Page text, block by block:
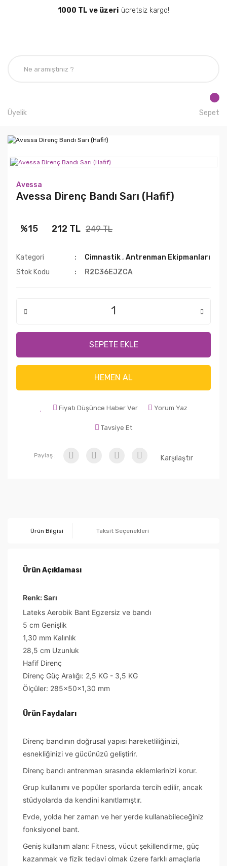
1000 TL ve üzeri ücretsiz kargo!
Üyelik Sepet
Avessa
Avessa Direnç Bandı Sarı (Hafif)
%15 212 TL 249 TL
Kategori Cimnastik,Antrenman Ekipmanları
Stok Kodu
R2C36EJZCA
SEPETE EKLE
HEMEN AL
Fiyatı Düşünce Haber Ver Yorum Yaz
Tavsiye Et
Paylaş : Karşılaştır
Ürün Bilgisi Taksit Seçenekleri
Ürün Açıklaması
Renk: Sarı
Lateks Aerobik Bant Egzersiz ve bandı
5 cm Genişlik
1,30 mm Kalınlık
28,5 cm Uzunluk
Hafif Direnç
Direnç Güç Aralığı: 2,5 KG - 3,5 KG
Ölçüler: 285x50x1,30 mm
Ürün Faydaları
Direnç bandının doğrusal yapısı hareketliliğinizi,
esnekliğinizi ve gücünüzü geliştirir.
Direnç bandı antrenman sırasında eklemlerinizi korur.
Grup kullanımı ve popüler sporlarda tercih edilir, ancak
stüdyolarda da kendini kanıtlamıştır.
Evde, yolda her zaman ve her yerde kullanabileceğiniz
fonksiyonel bant.
Geniş kullanım alanı: Fitness, vücut şekillendirme, güç
kazanmak ve fizik tedavi olmak üzere farklı amaçlarla